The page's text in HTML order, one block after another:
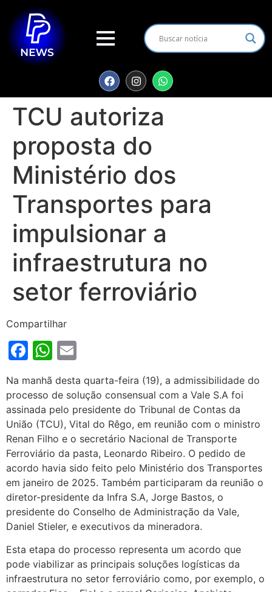
TCU autoriza
proposta do
Ministério dos
Transportes para
impulsionar a
infraestrutura no
setor ferroviário
Compartilhar
Facebook
WhatsApp
Na manhã desta quarta-feira (19), a admissibilidade do
processo de solução consensual com a Vale S.A foi
assinada pelo presidente do Tribunal de Contas da
União (TCU), Vital do Rêgo, em reunião com o ministro
Renan Filho e o secretário Nacional de Transporte
Ferroviário da pasta, Leonardo Ribeiro. O pedido de
acordo havia sido feito pelo Ministério dos Transportes
em janeiro de 2025. Também participaram da reunião o
diretor-presidente da Infra S.A, Jorge Bastos, o
presidente do Conselho de Administração da Vale,
Daniel Stieler, e executivos da mineradora.
Esta etapa do processo representa um acordo que
pode viabilizar as principais soluções logísticas da
infraestrutura no setor ferroviário como, por exemplo, o